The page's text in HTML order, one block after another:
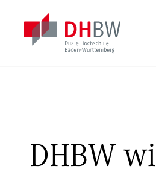
DHBW